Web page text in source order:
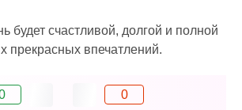
будет счастливой, долгой и полной
прекрасных впечатлений.
0